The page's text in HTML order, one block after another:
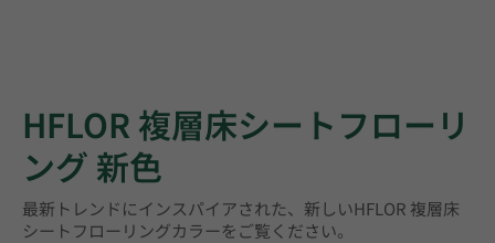
HFLOR 複層床シートフローリ
ング 新色
最新トレンドにインスパイアされた、新しいHFLOR 複層床
シートフローリングカラーをご覧ください。